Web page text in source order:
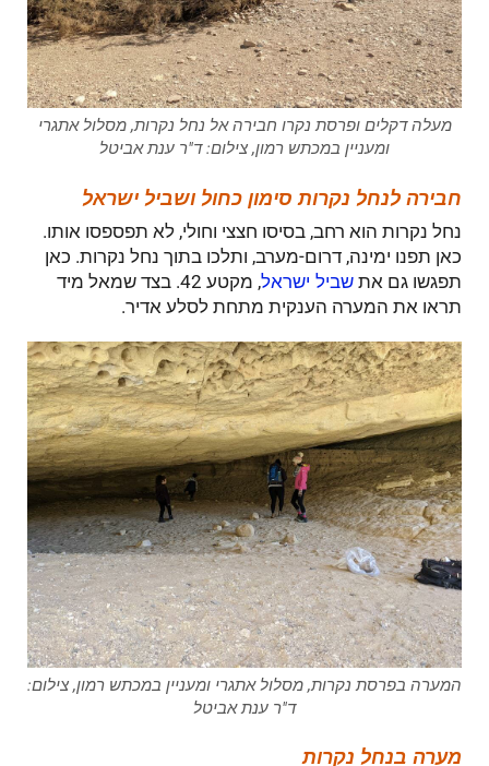
מעלה דקלים ופרסת נקרו חבירה אל נחל נקרות, מסלול אתגרי
ומעניין במכתש רמון, צילום: ד"ר ענת אביטל
חבירה לנחל נקרות סימון כחול ושביל ישראל
נחל נקרות הוא רחב, בסיסו חצצי וחולי, לא תפספסו אותו.
כאן תפנו ימינה, דרום-מערב, ותלכו בתוך נחל נקרות. כאן
תפגשו גם את שביל ישראל
, מקטע 42. בצד שמאל מיד
תראו את המערה הענקית מתחת לסלע אדיר.
המערה בפרסת נקרות, מסלול אתגרי ומעניין במכתש רמון, צילום:
ד"ר ענת אביטל
מערה בנחל נקרות